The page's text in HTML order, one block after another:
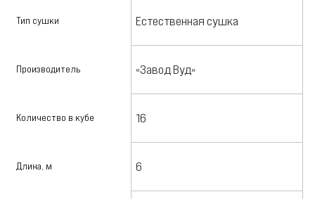
Тип сушки Естественная сушка
Производитель «Завод Вуд»
Количество в кубе 16
Длина, м 6